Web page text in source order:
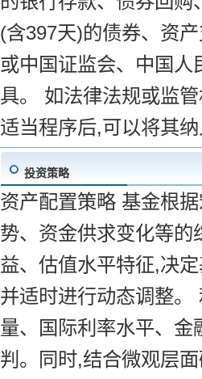
(含397天)的债券、资
或中国证监会、中国
具。 如法律法规或监
适当程序后,可以将其
投资策略
资产配置策略 基金根
势、资金供求变化等
益、估值水平特征,决
并适时进行动态调整
量、国际利率水平、
判。同时,结合微观层